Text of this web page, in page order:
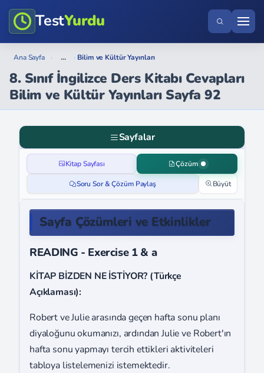
TestYurdu
Ana Sayfa › ... › Bilim ve Kültür Yayınları
8. Sınıf İngilizce Ders Kitabı Cevapları
Bilim ve Kültür Yayınları Sayfa 92
Sayfalar
Kitap Sayfası Çözüm
Soru Sor & Çözüm Paylaş Büyüt
Sayfa Çözümleri ve Etkinlikler
READING - Exercise 1 & a
KİTAP BİZDEN NE İSTİYOR? (Türkçe
Açıklaması):
Robert ve Julie arasında geçen hafta sonu planı
diyaloğunu okumanızı, ardından Julie ve Robert'ın
hafta sonu yapmayı tercih ettikleri aktiviteleri
tabloya listelemenizi istemektedir.